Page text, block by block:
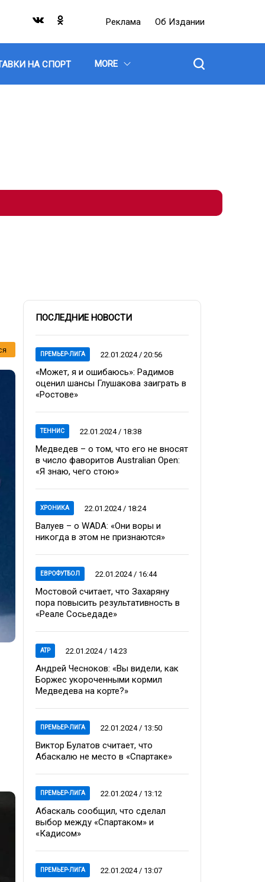
Реклама Об Издании
НА СПОРТ MORE
ПОСЛЕДНИЕ НОВОСТИ
ПРЕМЬЕР-ЛИГА 22.01.2024 / 20:56
«Может, я и ошибаюсь»: Радимов
оценил шансы Глушакова заиграть в
«Ростове»
ТЕННИС 22.01.2024 / 18:38
Медведев – о том, что его не вносят
в число фаворитов Australian Open:
«Я знаю, чего стою»
ХРОНИКА 22.01.2024 / 18:24
Валуев – о WADA: «Они воры и
никогда в этом не признаются»
ЕВРОФУТБОЛ 22.01.2024 / 16:44
Мостовой считает, что Захаряну
пора повысить результативность в
«Реале Сосьедаде»
ATP 22.01.2024 / 14:23
Андрей Чесноков: «Вы видели, как
Боржес укороченными кормил
Медведева на корте?»
ПРЕМЬЕР-ЛИГА 22.01.2024 / 13:50
Виктор Булатов считает, что
Абаскалю не место в «Спартаке»
ПРЕМЬЕР-ЛИГА 22.01.2024 / 13:12
Абаскаль сообщил, что сделал
выбор между «Спартаком» и
«Кадисом»
ПРЕМЬЕР-ЛИГА 22.01.2024 / 13:07